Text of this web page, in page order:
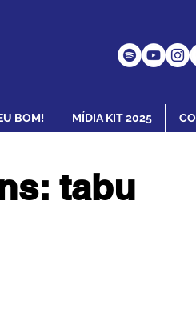
BOM! MÍDIA KIT 2025
tabu